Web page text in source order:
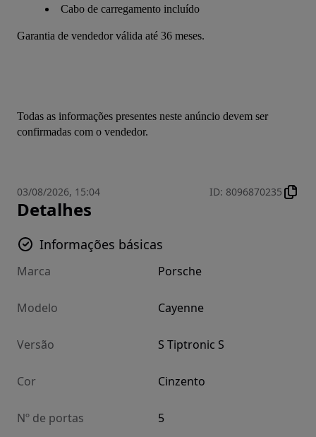
Cabo de carregamento incluído
Garantia de vendedor válida até 36 meses.
Todas as informações presentes neste anúncio devem ser
confirmadas com o vendedor.
03/08/2026, 15:04 ID: 8096870235
Detalhes
Informações básicas
Marca Porsche
Modelo Cayenne
Versão S Tiptronic S
Cor Cinzento
Nº de portas 5